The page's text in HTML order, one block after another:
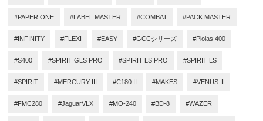
#PAPER ONE #LABEL MASTER #COMBAT #PACK MASTER
#INFINITY #FLEXI #EASY #GCCシリーズ #Piolas 400
#S400 #SPIRIT GLS PRO #SPIRIT LS PRO #SPIRIT LS
#SPIRIT #MERCURY III #C180 II #MAKES #VENUS II
#FMC280 #JaguarVLX #MO-240 #BD-8 #WAZER